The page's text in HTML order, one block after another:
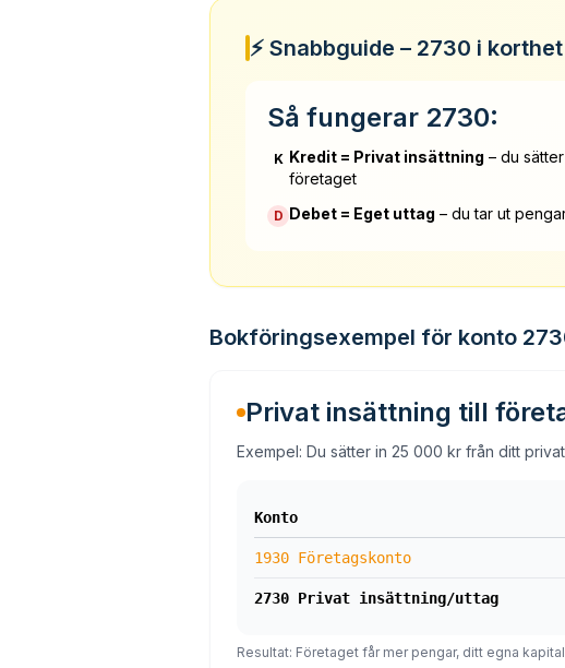
⚡ Snabbguide – 2730 i korthet
Så fungerar 2730:
K Kredit = Privat insättning – du
företaget
D Debet = Eget uttag – du tar ut
Bokföringsexempel för konto
Privat insättning till
Exempel: Du sätter in 25 000 kr från ditt
Konto
1930 Företagskonto
2730 Privat insättning/uttag
Resultat: Företaget får mer pengar, ditt egna